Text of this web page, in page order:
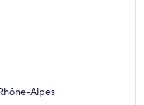
Alpes